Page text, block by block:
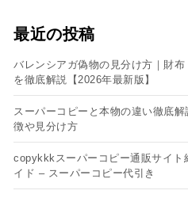
最近の投稿
バレンシアガ偽物の見分け方｜財
を徹底解説【2026年最新版】
スーパーコピーと本物の違い徹底
徴や見分け方
copykkkスーパーコピー通販サイト
イド – スーパーコピー代引き